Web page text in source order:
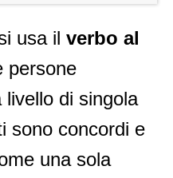
usa il verbo al
persone
di singola
sono concordi e
una sola